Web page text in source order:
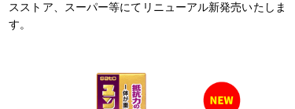
スストア、スーパー等にてリニューアル新発売いたしま
す。